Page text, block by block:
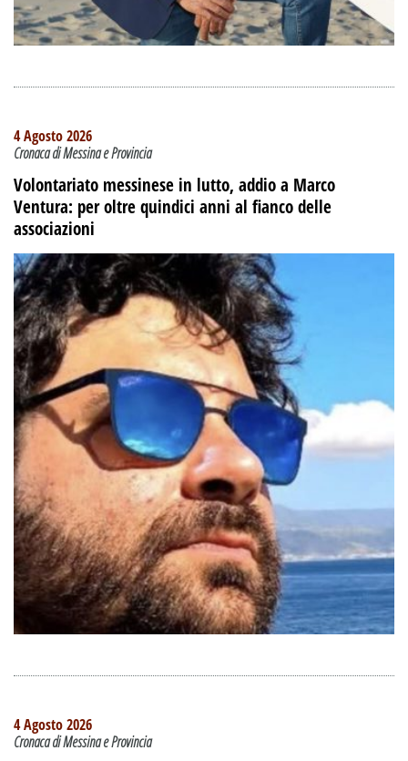
4 Agosto 2026
Cronaca di Messina e Provincia
Volontariato messinese in lutto, addio a Marco
Ventura: per oltre quindici anni al fianco delle
associazioni
4 Agosto 2026
Cronaca di Messina e Provincia